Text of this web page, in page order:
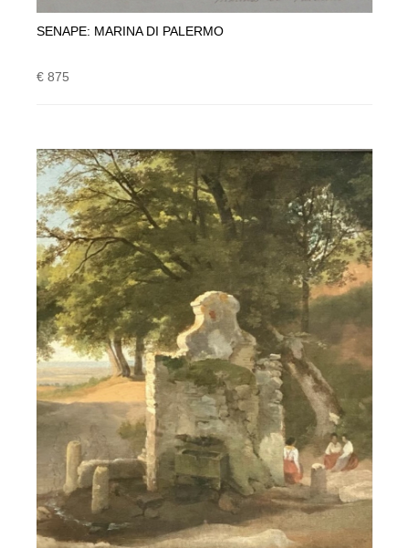
SENAPE: MARINA DI PALERMO
€ 875